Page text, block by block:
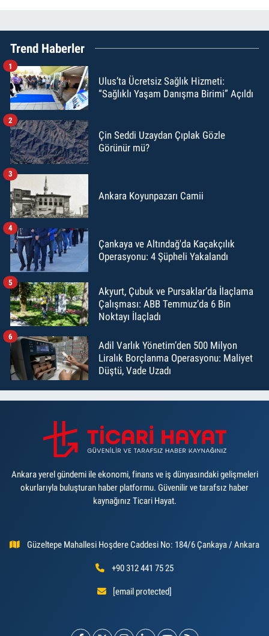
Trend Haberler
Ulus’ta Ücretsiz Sağlık Hizmeti:
“Sağlıklı Yaşam Danışma Birimi” Açıldı
1
Çin Seddi Uzaydan Çıplak Gözle
Görünür mü?
2
Ankara Koyunpazarı Camii
3
Çankaya ve Altındağ'da Kaçakçılık
Operasyonu: 4 Şüpheli Yakalandı
4
Akyurt, Çubuk ve Pursaklar’da İlaçlama
Çalışması: ABB Temmuz’da 6 Bin
Noktayı İlaçladı
5
Adil Varlık Yönetim’den 500 Milyon
Liralık Borçlanma Operasyonu: Maliyet
Düştü, Vade Uzadı
6
Ankara yerel gündemi ile ekonomi, finans ve iş dünyasındaki gelişmeleri
okurlarıyla buluşturan haber platformu. Güvenilir ve tarafsız haber
kaynağınız Ticari Hayat.
Güzeltepe Mahallesi Hoşdere Caddesi No: 184/6 Çankaya / Ankara
+90 312 441 75 25
[email protected]